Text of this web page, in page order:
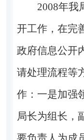
2008年我
开工作，在完
政府信息公开
请处理流程等
作：一是加强
局长为组长，